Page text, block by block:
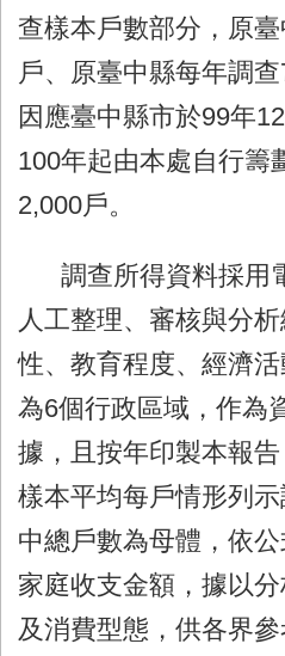
查樣本戶數部分，原
戶、原臺中縣每年調查
因應臺中縣市於99年
100年起由本處自行籌
2,000戶。
調查所得資料採用
人工整理、審核與分
性、教育程度、經濟
為6個行政區域，作為
據，且按年印製本報
樣本平均每戶情形列
中總戶數為母體，依
家庭收支金額，據以
及消費型態，供各界